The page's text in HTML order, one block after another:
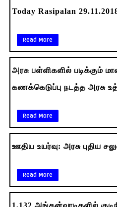
Today Rasipalan
Read More
அரசு பள்ளிகளில் படிக்கும்
கணக்கெடுப்பு நடத்த அரசு
Read More
ஊதிய உயர்வு: அரசு புதிய
Read More
1,132 அங்கன்வாடிகளில்